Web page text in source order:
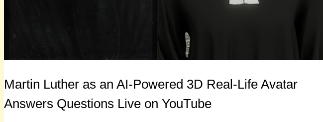
Martin Luther as an AI-Powered 3D Real-Life Avatar
Answers Questions Live on YouTube